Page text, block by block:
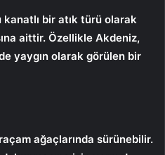
bir atık türü olarak
aittir. Özellikle Akdeniz,
yaygın olarak görülen bir
ağaçlarında sürünebilir.